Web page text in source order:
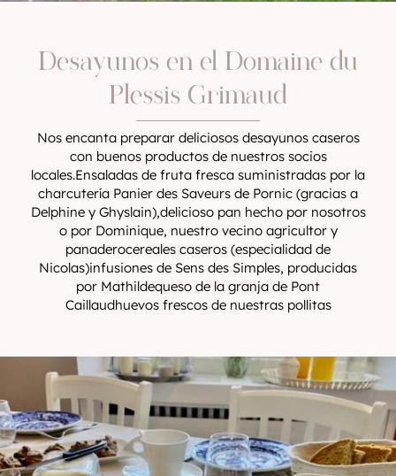
Desayunos en el Domaine du
Plessis Grimaud
Nos encanta preparar deliciosos desayunos caseros
con buenos productos de nuestros socios
locales.Ensaladas de fruta fresca suministradas por la
charcutería Panier des Saveurs de Pornic (gracias a
Delphine y Ghyslain),delicioso pan hecho por nosotros
o por Dominique, nuestro vecino agricultor y
panaderocereales caseros (especialidad de
Nicolas)infusiones de Sens des Simples, producidas
por Mathildequeso de la granja de Pont
Caillaudhuevos frescos de nuestras pollitas